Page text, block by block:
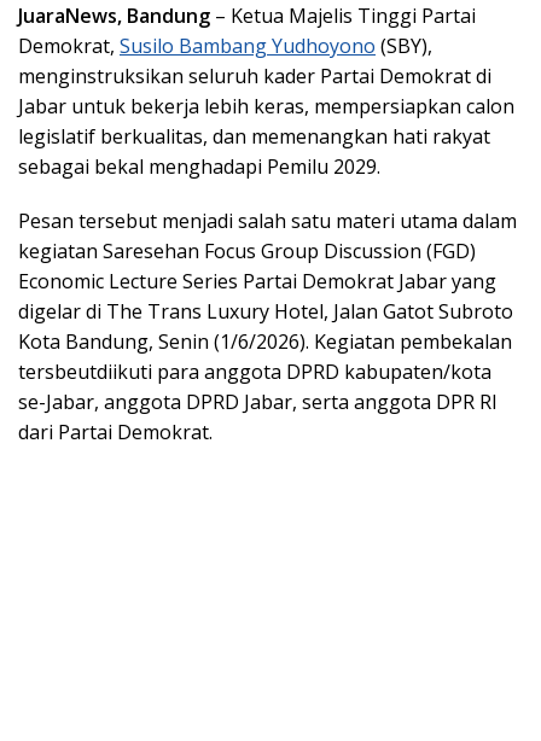
JuaraNews, Bandung – Ketua Majelis Tinggi Partai
Demokrat, Susilo Bambang Yudhoyono (SBY),
menginstruksikan seluruh kader Partai Demokrat di
Jabar untuk bekerja lebih keras, mempersiapkan calon
legislatif berkualitas, dan memenangkan hati rakyat
sebagai bekal menghadapi Pemilu 2029.
Pesan tersebut menjadi salah satu materi utama dalam
kegiatan Saresehan Focus Group Discussion (FGD)
Economic Lecture Series Partai Demokrat Jabar yang
digelar di The Trans Luxury Hotel, Jalan Gatot Subroto
Kota Bandung, Senin (1/6/2026). Kegiatan pembekalan
tersbeutdiikuti para anggota DPRD kabupaten/kota
se-Jabar, anggota DPRD Jabar, serta anggota DPR RI
dari Partai Demokrat.